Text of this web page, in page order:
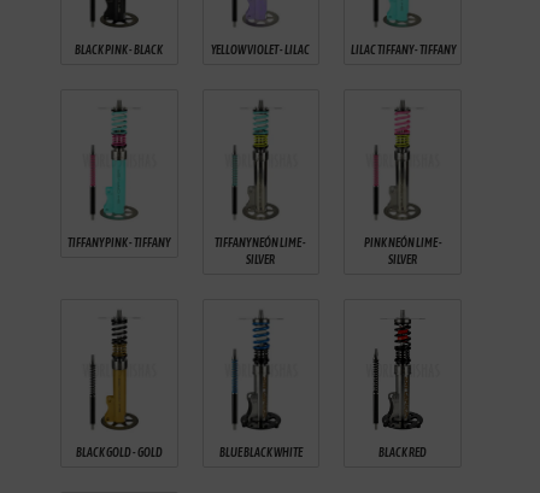
BLACK PINK - BLACK YELLOW VIOLET - LILAC LILAC TIFFANY - TIFFANY
TIFFANY PINK - TIFFANY
TIFFANY NEÓN LIME -
SILVER
PINK NEÓN LIME -
SILVER
BLACK GOLD - GOLD BLUE BLACK WHITE BLACK RED